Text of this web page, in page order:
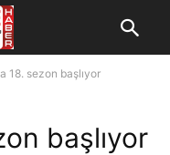
18. sezon başlıyor
başlıyor